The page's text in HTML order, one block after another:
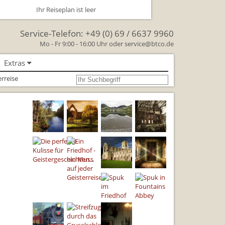
Service-Telefon: +49 (0) 69 / 6637 9960
Mo - Fr 9:00 - 16:00 Uhr oderservice@btco.de
nach Großbritannien
Reise
& Figures
mit Hund
Sie eine Reise mit
Extras
Ihr Reiseplan ist leer